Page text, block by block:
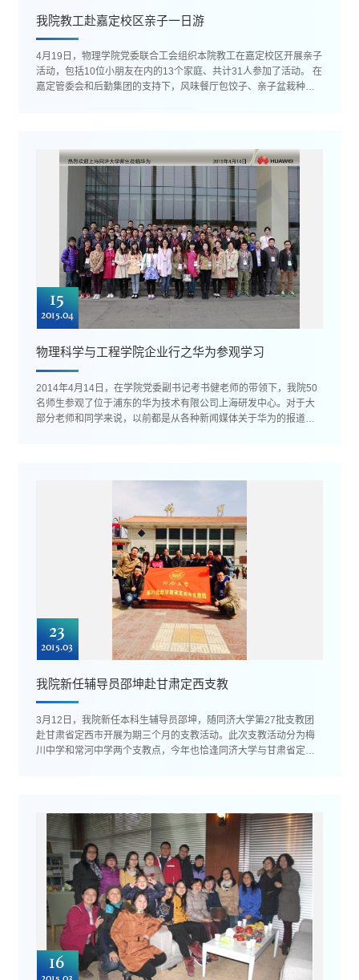
我院教工赴嘉定校区亲子一日游
4月19日，物理学院党委联合工会组织本院教工在嘉定校区开展亲子
活动，包括10位小朋友在内的13个家庭、共计31人参加了活动。 在
嘉定管委会和后勤集团的支持下，风味餐厅包饺子、亲子盆栽种
15
2015.04
物理科学与工程学院企业行之华为参观学习
2014年4月14日，在学院党委副书记考书健老师的带领下，我院50
名师生参观了位于浦东的华为技术有限公司上海研发中心。对于大
部分老师和同学来说，以前都是从各种新闻媒体关于华为的报道来
23
2015.03
我院新任辅导员邵坤赴甘肃定西支教
3月12日，我院新任本科生辅导员邵坤，随同济大学第27批支教团
赴甘肃省定西市开展为期三个月的支教活动。此次支教活动分为梅
川中学和常河中学两个支教点，今年也恰逢同济大学与甘肃省定西
16